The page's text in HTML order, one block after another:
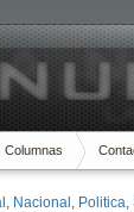
Columnas
, Nacional , Politica,